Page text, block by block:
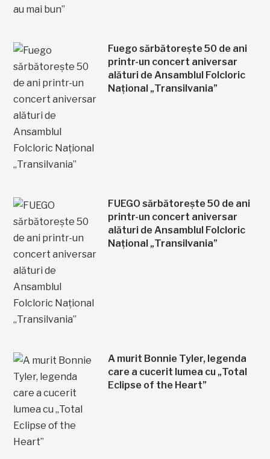
Fuego sărbătorește 50 de ani
printr-un concert aniversar
alături de Ansamblul Folcloric
Național „Transilvania”
FUEGO sărbătorește 50 de ani
printr-un concert aniversar
alături de Ansamblul Folcloric
Național „Transilvania”
A murit Bonnie Tyler, legenda
care a cucerit lumea cu „Total
Eclipse of the Heart”